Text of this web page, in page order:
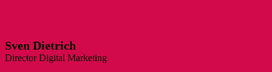
Sven Dietrich
Director Digital Marketing